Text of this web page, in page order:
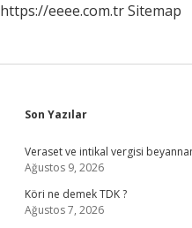
https://eeee.com.trSitemap
Sidebar
Son Yazılar
Veraset ve intikal vergisi
Ağustos 9, 2026
Köri ne demek TDK ?
Ağustos 7, 2026